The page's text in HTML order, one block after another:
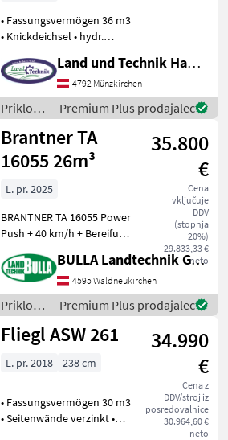
• Fassungsvermögen 36 m3
• Knickdeichsel • hydr.
Untenanhäbgung mit K 80 •
Verbundaggregat mit 18
Tonnen • Hydrauliksystem
LOAD Sensing •
Land und Technik HandelsgesmbH
4792 Münzkirchen
Priklopniki
/ Krone
Premium Plus prodajalec
Brantner TA
16055 26m³
35.800
€
Cena
vključuje
DDV
(stopnja
20%)
29.833,33 €
neto
L. pr. 2025
BRANTNER TA 16055 Power
Push + 40 km/h + Bereifung
Druckluftbremse mit ALB +
Sattelstützwinde mit 2
Geschwindigkeiten +
Kornschieber
BULLA Landtechnik GmbH
4595 Waldneukirchen
Priklopniki
/
Brantner
Premium Plus prodajalec
Fliegl ASW 261
34.990
€
Cena z
DDV/stroj iz
posredovalnice
30.964,60 €
neto
L. pr. 2018 238 cm
• Fassungsvermögen 30 m3
• Seitenwände verzinkt •